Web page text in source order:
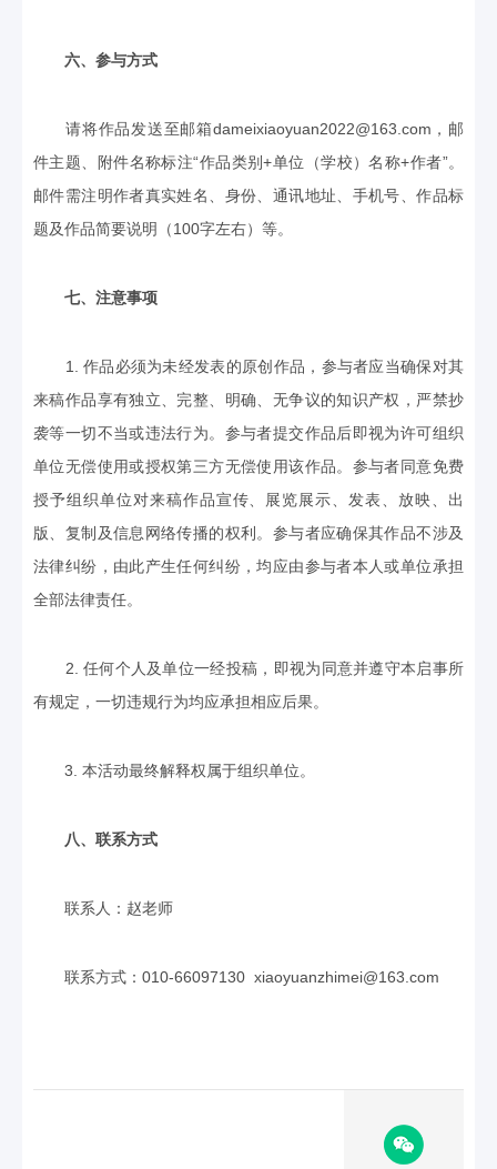
六、参与方式
请将作品发送至邮箱dameixiaoyuan2022@163.com，邮
件主题、附件名称标注“作品类别+单位（学校）名称+作者”。
邮件需注明作者真实姓名、身份、通讯地址、手机号、作品标
题及作品简要说明（100字左右）等。
七、注意事项
1. 作品必须为未经发表的原创作品，参与者应当确保对其
来稿作品享有独立、完整、明确、无争议的知识产权，严禁抄
袭等一切不当或违法行为。参与者提交作品后即视为许可组织
单位无偿使用或授权第三方无偿使用该作品。参与者同意免费
授予组织单位对来稿作品宣传、展览展示、发表、放映、出
版、复制及信息网络传播的权利。参与者应确保其作品不涉及
法律纠纷，由此产生任何纠纷，均应由参与者本人或单位承担
全部法律责任。
2. 任何个人及单位一经投稿，即视为同意并遵守本启事所
有规定，一切违规行为均应承担相应后果。
3. 本活动最终解释权属于组织单位。
八、联系方式
联系人：赵老师
联系方式：010-66097130 xiaoyuanzhimei@163.com